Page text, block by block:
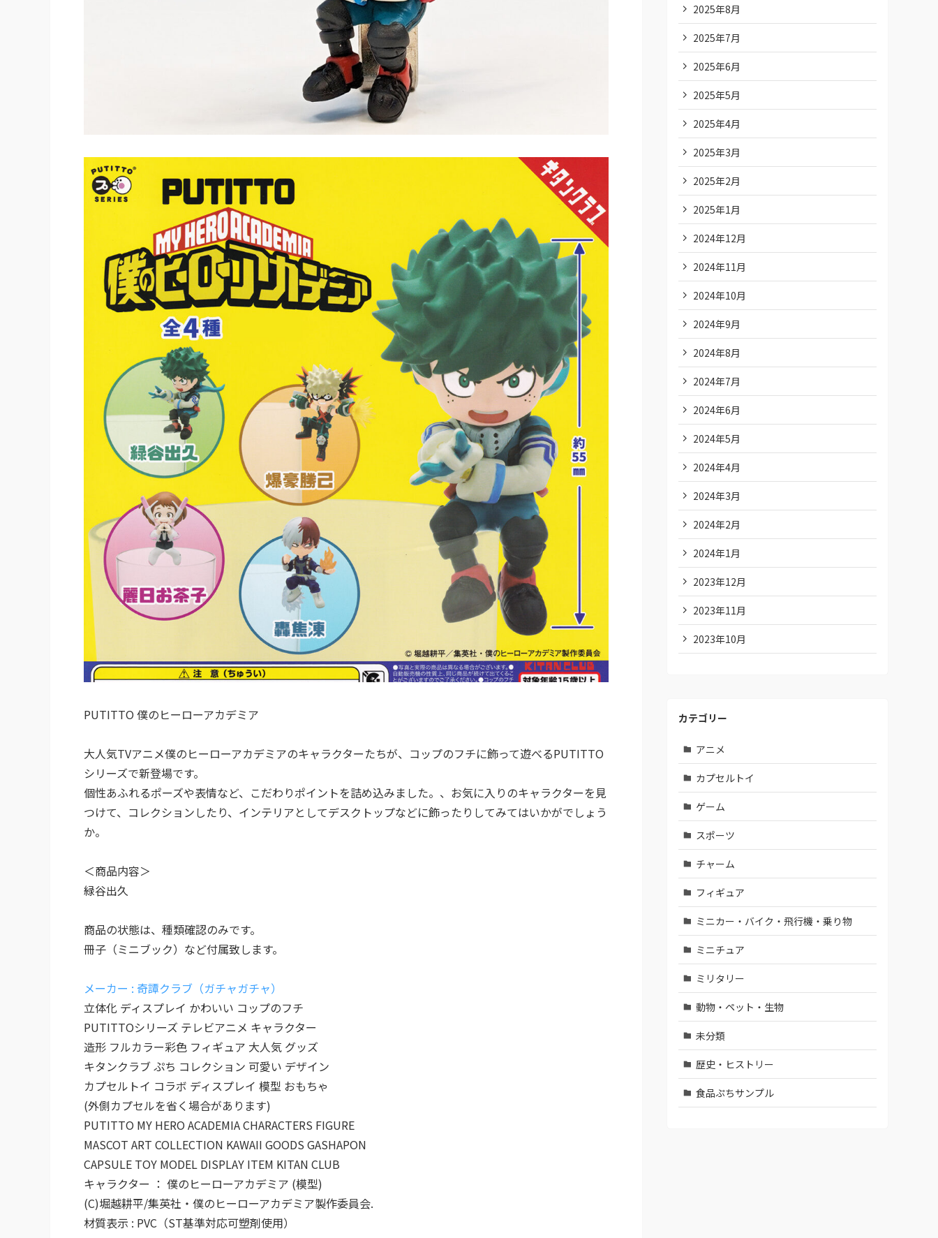
PUTITTO 僕のヒーローアカデミア
大人気TVアニメ僕のヒーローアカデミアのキャラクターたちが、コップのフチに飾って遊べるPUTITTO
シリーズで新登場です。
個性あふれるポーズや表情など、こだわりポイントを詰め込みました。、お気に入りのキャラクターを見
つけて、コレクションしたり、インテリアとしてデスクトップなどに飾ったりしてみてはいかがでしょう
か。
＜商品内容＞
緑谷出久
商品の状態は、種類確認のみです。
冊子（ミニブック）など付属致します。
メーカー : 奇譚クラブ（ガチャガチャ）
立体化 ディスプレイ かわいい コップのフチ
PUTITTOシリーズ テレビアニメ キャラクター
造形 フルカラー彩色 フィギュア 大人気 グッズ
キタンクラブ ぷち コレクション 可愛い デザイン
カプセルトイ コラボ ディスプレイ 模型 おもちゃ
(外側カプセルを省く場合があります)
PUTITTO MY HERO ACADEMIA CHARACTERS FIGURE
MASCOT ART COLLECTION KAWAII GOODS GASHAPON
CAPSULE TOY MODEL DISPLAY ITEM KITAN CLUB
キャラクター ： 僕のヒーローアカデミア (模型)
(C)堀越耕平/集英社・僕のヒーローアカデミア製作委員会.
材質表示 : PVC（ST基準対応可塑剤使用）
2025年8月
2025年7月
2025年6月
2025年5月
2025年4月
2025年3月
2025年2月
2025年1月
2024年12月
2024年11月
2024年10月
2024年9月
2024年8月
2024年7月
2024年6月
2024年5月
2024年4月
2024年3月
2024年2月
2024年1月
2023年12月
2023年11月
2023年10月
カテゴリー
アニメ
カプセルトイ
ゲーム
スポーツ
チャーム
フィギュア
ミニカー・バイク・飛行機・乗り物
ミニチュア
ミリタリー
動物・ペット・生物
未分類
歴史・ヒストリー
食品ぷちサンプル